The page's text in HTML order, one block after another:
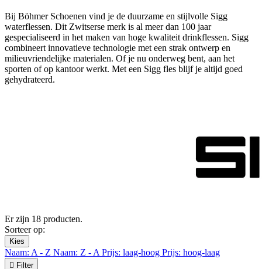
Bij Böhmer Schoenen vind je de duurzame en stijlvolle Sigg
waterflessen. Dit Zwitserse merk is al meer dan 100 jaar
gespecialiseerd in het maken van hoge kwaliteit drinkflessen. Sigg
combineert innovatieve technologie met een strak ontwerp en
milieuvriendelijke materialen. Of je nu onderweg bent, aan het
sporten of op kantoor werkt. Met een Sigg fles blijf je altijd goed
gehydrateerd.
Er zijn 18 producten.
Sorteer op:
Kies
Naam: A - Z Naam: Z - A Prijs: laag-hoog Prijs: hoog-laag
 Filter